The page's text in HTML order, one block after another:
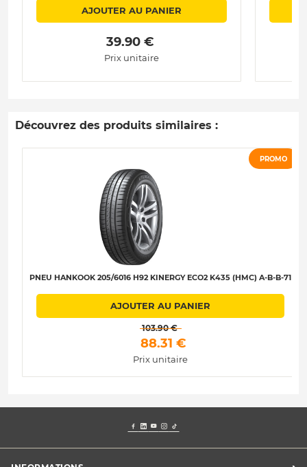
AJOUTER AU PANIER
39.90 €
Prix unitaire
Découvrez des produits similaires :
PROMO
PNEU HANKOOK 205/6016 H92 KINERGY ECO2 K435 (HMC) A-B-B-71
AJOUTER AU PANIER
103.90 €
88.31 €
Prix unitaire